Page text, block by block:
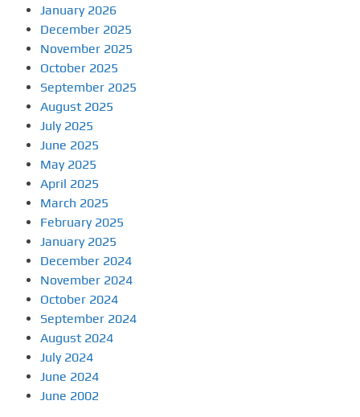
January 2026
December 2025
November 2025
October 2025
September 2025
August 2025
July 2025
June 2025
May 2025
April 2025
March 2025
February 2025
January 2025
December 2024
November 2024
October 2024
September 2024
August 2024
July 2024
June 2024
June 2002